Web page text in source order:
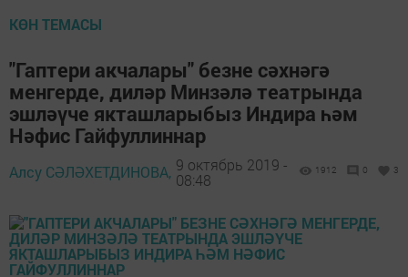
КӨН ТЕМАСЫ
"Гаптери акчалары" безне сәхнәгә
менгерде, диләр Минзәлә театрында
эшләүче якташларыбыз Индира һәм
Нәфис Гайфуллиннар
Алсу СӘЛӘХЕТДИНОВА, 9 октябрь 2019 -
08:48
1912 0 3